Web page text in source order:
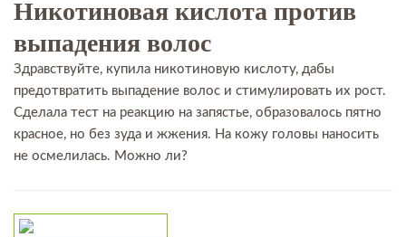
Никотиновая кислота против
выпадения волос
Здравствуйте, купила никотиновую кислоту, дабы
предотвратить выпадение волос и стимулировать их рост.
Сделала тест на реакцию на запястье, образовалось пятно
красное, но без зуда и жжения. На кожу головы наносить
не осмелилась. Можно ли?